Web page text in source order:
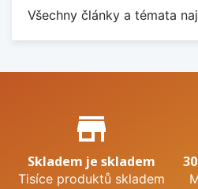
Všechny články a témata
Proč nakupovat u nás?
store_mall_directory
Skladem je skladem
Tisíce produktů skladem